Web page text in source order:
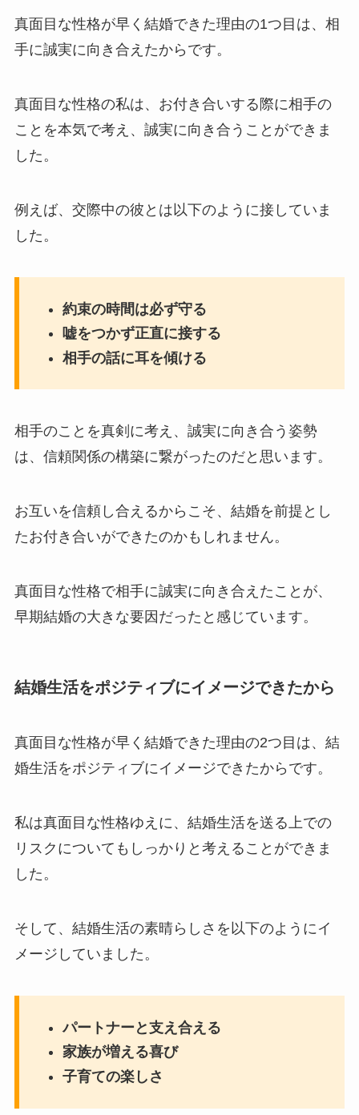
真面目な性格が早く結婚できた理由の1つ目は、相
手に誠実に向き合えたからです。
真面目な性格の私は、お付き合いする際に相手の
ことを本気で考え、誠実に向き合うことができま
した。
例えば、交際中の彼とは以下のように接していま
した。
約束の時間は必ず守る
嘘をつかず正直に接する
相手の話に耳を傾ける
相手のことを真剣に考え、誠実に向き合う姿勢
は、信頼関係の構築に繋がったのだと思います。
お互いを信頼し合えるからこそ、結婚を前提とし
たお付き合いができたのかもしれません。
真面目な性格で相手に誠実に向き合えたことが、
早期結婚の大きな要因だったと感じています。
結婚生活をポジティブにイメージできたから
真面目な性格が早く結婚できた理由の2つ目は、結
婚生活をポジティブにイメージできたからです。
私は真面目な性格ゆえに、結婚生活を送る上での
リスクについてもしっかりと考えることができま
した。
そして、結婚生活の素晴らしさを以下のようにイ
メージしていました。
パートナーと支え合える
家族が増える喜び
子育ての楽しさ